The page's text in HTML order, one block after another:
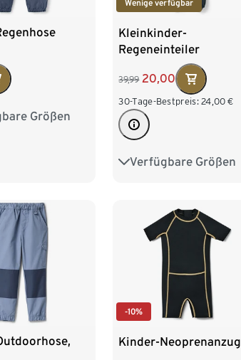
Größen
98/104
Wenige verfügbar
Kleinkinder-
Regeneinteiler
39,99 20,00
30-Tage-Bestpreis: 24,00 €
Verfügbare Größen
74/80 86/92
-10%
Kinder-Neoprenanzug